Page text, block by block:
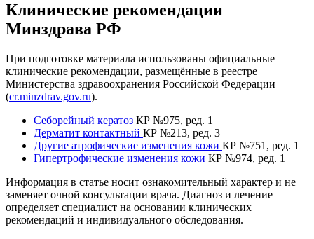
Клинические рекомендации
Минздрава РФ
При подготовке материала использованы официальные
клинические рекомендации, размещённые в реестре
Министерства здравоохранения Российской Федерации
(cr.minzdrav.gov.ru).
Себорейный кератоз КР №975, ред. 1
Дерматит контактный КР №213, ред. 3
Другие атрофические изменения кожи КР №751, ред. 1
Гипертрофические изменения кожи КР №974, ред. 1
Информация в статье носит ознакомительный характер и не
заменяет очной консультации врача. Диагноз и лечение
определяет специалист на основании клинических
рекомендаций и индивидуального обследования.